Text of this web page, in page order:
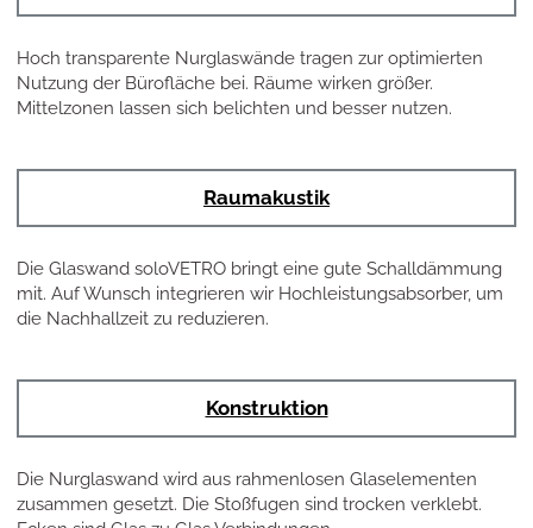
Hoch transparente Nurglaswände tragen zur optimierten
Nutzung der Bürofläche bei. Räume wirken größer.
Mittelzonen lassen sich belichten und besser nutzen.
Raumakustik
Die Glaswand soloVETRO bringt eine gute Schalldämmung
mit. Auf Wunsch integrieren wir Hochleistungsabsorber, um
die Nachhallzeit zu reduzieren.
Konstruktion
Die Nurglaswand wird aus rahmenlosen Glaselementen
zusammen gesetzt. Die Stoßfugen sind trocken verklebt.